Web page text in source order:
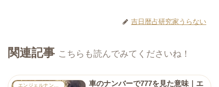
吉日暦占研究家うらない
関連記事 こちらも読んでみてくださいね！
エンジェルナンバー
車のナンバーで777を見た意味｜エ